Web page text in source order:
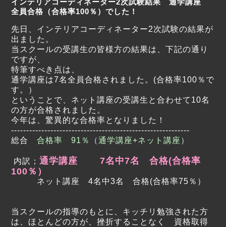
インテリアコーディネーター2次試験結果 通学講座
全員合格（合格率100％）でした！
先日、インテリアコーディネーター2次試験の結果が
出ました。
当スクールの受講生の皆様方の結果は、下記の通り
ですが、
特筆すべき点は、
通学講座は7名全員合格されました。(合格率100％で
す。）
ということで、ネット講座の受講生と合わせて10名
の方が合格されました。
今年は、驚異的な合格率となりました！
-----------------------------------------------------------
総合 合格率 91％（通学講座+ネット講座）
内訳； 通学講座 7名中7名 合格(合格率
100％）
ネット講座 4名中3名 合格(合格率75％）
当スクールの指導のもとに、キッチリ勉強された方
は、ほとんどの方が、挫折することなく 資格取得